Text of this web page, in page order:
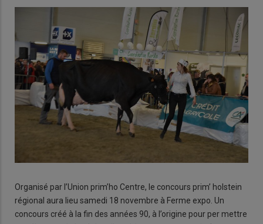
Organisé par l’Union prim’ho Centre, le concours prim’ holstein
régional aura lieu samedi 18 novembre à Ferme expo. Un
concours créé à la fin des années 90, à l’origine pour per mettre